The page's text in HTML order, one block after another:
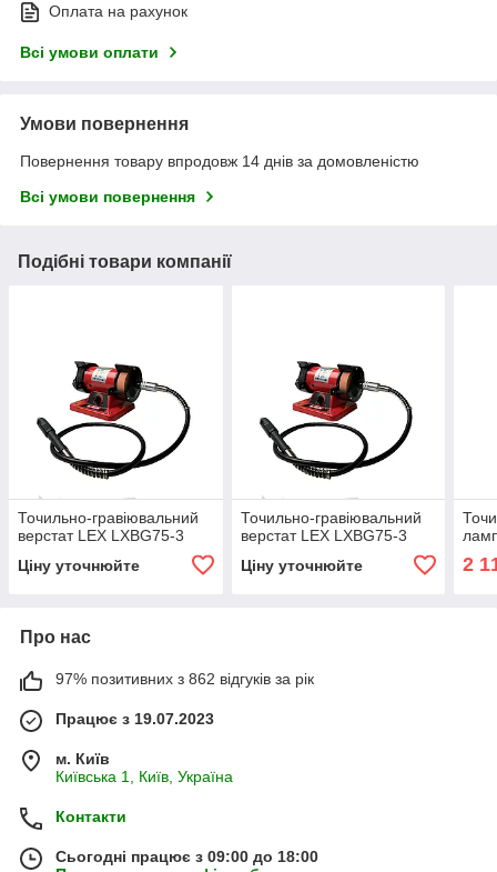
Оплата на рахунок
Всі умови оплати
Умови повернення
Повернення товару впродовж 14 днів за домовленістю
Всі умови повернення
Подібні товари компанії
Точильно-гравіювальний
верстат LEX LXBG75-3
Ціну уточнюйте
Точильно-гравіювальний
верстат LEX LXBG75-3
Ціну уточнюйте
2
Про нас
97% позитивних з 862 відгуків за рік
Працює з 19.07.2023
м. Київ
Київська 1, Київ, Україна
Контакти
Сьогодні працює з 09:00 до 18:00